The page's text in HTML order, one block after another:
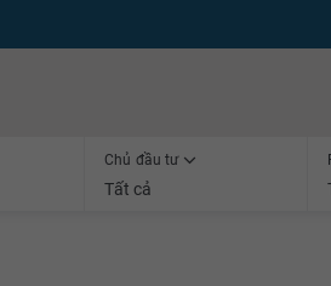
Chủ đầu tư
Tất cả